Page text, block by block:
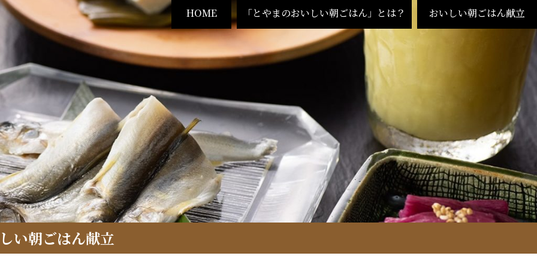
HOME 「とやまのおいしい朝ごはん」とは？ おいしい朝ごはん献立
い朝ごはん献立